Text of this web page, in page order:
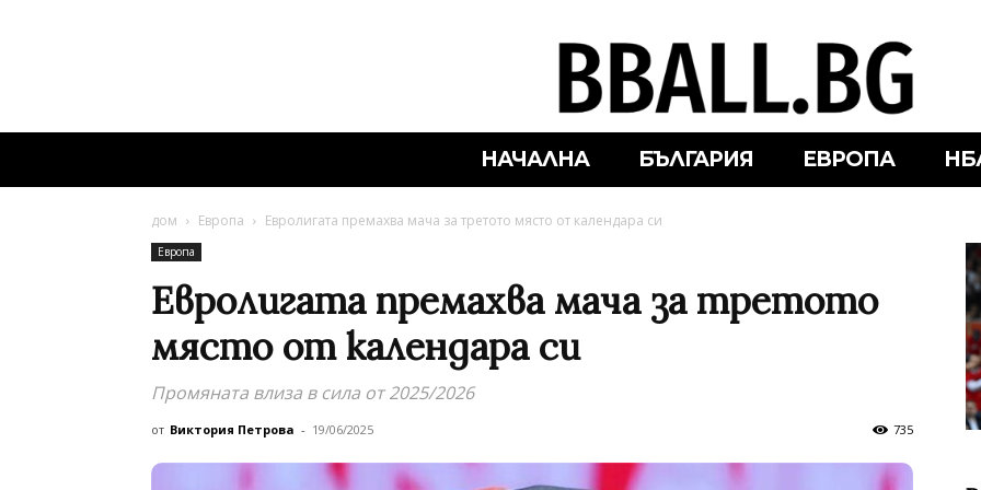
НАЧАЛНА БЪЛГАРИЯ ЕВРОПА
дом Европа Евролигата премахва мача за третото място от календара си
Европа
Евролигата премахва мача за третото
място от календара си
Промяната влиза в сила от 2025/2026
от Виктория Петрова - 19/06/2025 735